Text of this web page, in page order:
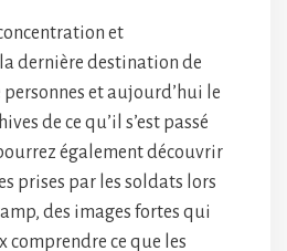
et
dernière destination de
et aujourd’hui le
de ce qu’il s’est passé
également découvrir
prises par les soldats lors
des images fortes qui
comprendre ce que les